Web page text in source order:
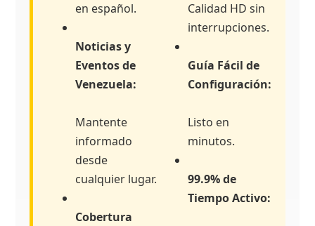
en español.
Noticias y
Eventos de
Venezuela:
Mantente
informado
desde
cualquier lugar.
Cobertura
Calidad HD sin
interrupciones.
Guía Fácil de
Configuración:
Listo en
minutos.
99.9% de
Tiempo Activo: